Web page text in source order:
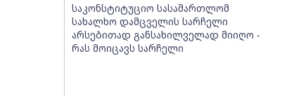
საკონსტიტუციო სასამართლომ
სახალხო დამცველის სარჩელი
არსებითად განსახილველად მიიღო -
რას მოიცავს სარჩელი